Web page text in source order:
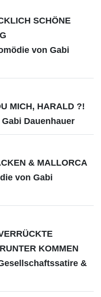
SCHÖNE
von Gabi
MICH, HARALD ?!
Dauenhauer
& MALLORCA
von Gabi
KOMMEN
&